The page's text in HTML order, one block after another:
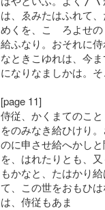
は、ゑみたはふれて
めくを、こゝろよせ
給ふなり。おそれに
なときこゆれは、今
になりなましかは。
[page 11]
侍従、かくまてのこ
をのみなき給ひけり
のに申させ給へかし
を、はれたりとも、
もかなと、たはかり
て、この世をおもひ
は、侍従もあま